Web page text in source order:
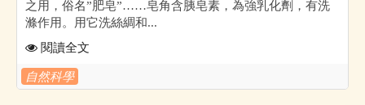
之用，俗名”肥皂”……皂角含胰皂素，為強乳化劑，有洗
滌作用。用它洗絲綢和...
閱讀全文
自然科學